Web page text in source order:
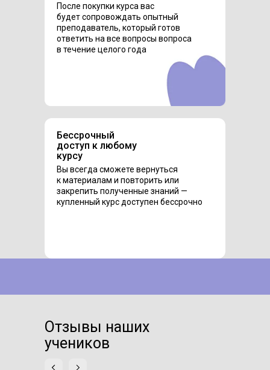
Бессрочный
доступ к любому
курсу
Вы всегда сможете вернуться
к материалам и повторить или
закрепить полученные знаний —
купленный курс доступен бессрочно
После покупки курса вас
будет сопровождать опытный
преподаватель, который готов
ответить на все вопросы вопроса
в течение целого года
Отзывы наших
учеников